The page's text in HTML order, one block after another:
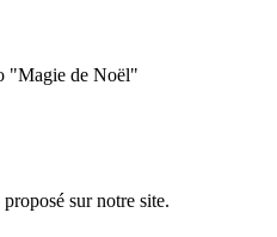
"Magie de Noël"
sur notre site.